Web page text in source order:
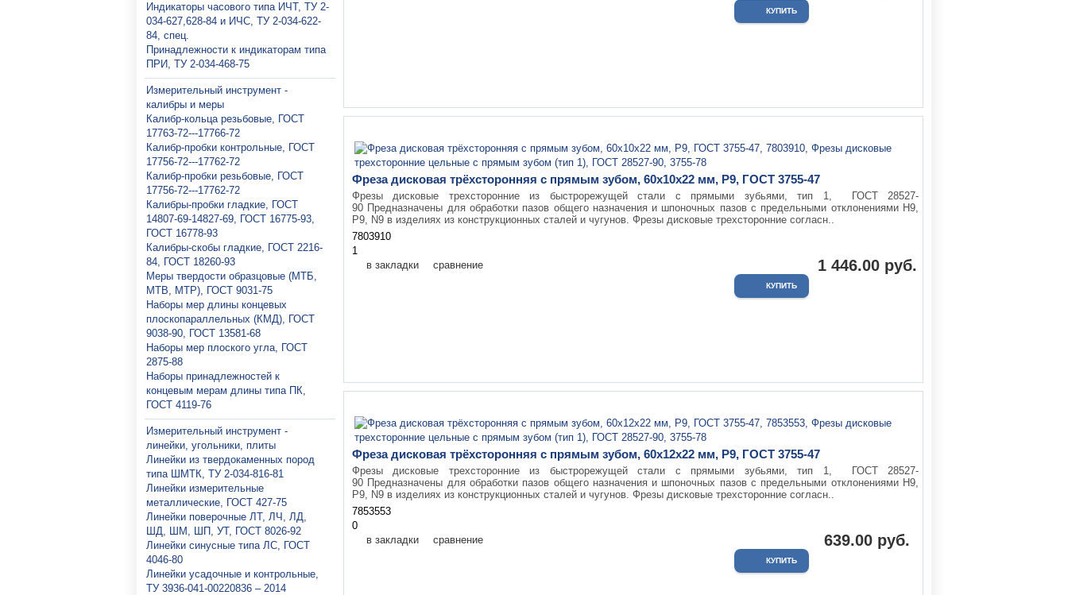
Индикаторы часового типа ИЧТ, ТУ 2-
034-627,628-84 и ИЧС, ТУ 2-034-622-
84, спец.
Принадлежности к индикаторам типа
ПРИ, ТУ 2-034-468-75
Измерительный инструмент -
калибры и меры
Калибр-кольца резьбовые, ГОСТ
17763-72---17766-72
Калибр-пробки контрольные, ГОСТ
17756-72---17762-72
Калибр-пробки резьбовые, ГОСТ
17756-72---17762-72
Калибры-пробки гладкие, ГОСТ
14807-69-14827-69, ГОСТ 16775-93,
ГОСТ 16778-93
Калибры-скобы гладкие, ГОСТ 2216-
84, ГОСТ 18260-93
Меры твердости образцовые (МТБ,
МТВ, МТР), ГОСТ 9031-75
Наборы мер длины концевых
плоскопараллельных (КМД), ГОСТ
9038-90, ГОСТ 13581-68
Наборы мер плоского угла, ГОСТ
2875-88
Наборы принадлежностей к
концевым мерам длины типа ПК,
ГОСТ 4119-76
Измерительный инструмент -
линейки, угольники, плиты
Линейки из твердокаменных пород
типа ШМТК, ТУ 2-034-816-81
Линейки измерительные
металлические, ГОСТ 427-75
Линейки поверочные ЛТ, ЛЧ, ЛД,
ШД, ШМ, ШП, УТ, ГОСТ 8026-92
Линейки синусные типа ЛС, ГОСТ
4046-80
Линейки усадочные и контрольные,
ТУ 3936-041-00220836 – 2014
Фреза дисковая трёхсторонняя с прямым зубом, 60х10х22 мм, Р9, ГОСТ 3755-47
Фрезы дисковые трехсторонние из быстрорежущей стали с прямыми зубьями, тип 1, ГОСТ 28527-
90 Предназначены для обработки пазов общего назначения и шпоночных пазов с предельными отклонениями Н9,
Р9, N9 в изделиях из конструкционных сталей и чугунов. Фрезы дисковые трехсторонние согласн..
7803910
1
1 446.00 руб.
в закладки сравнение
Фреза дисковая трёхсторонняя с прямым зубом, 60х12х22 мм, Р9, ГОСТ 3755-47
Фрезы дисковые трехсторонние из быстрорежущей стали с прямыми зубьями, тип 1, ГОСТ 28527-
90 Предназначены для обработки пазов общего назначения и шпоночных пазов с предельными отклонениями Н9,
Р9, N9 в изделиях из конструкционных сталей и чугунов. Фрезы дисковые трехсторонние согласн..
7853553
0
639.00 руб.
в закладки сравнение